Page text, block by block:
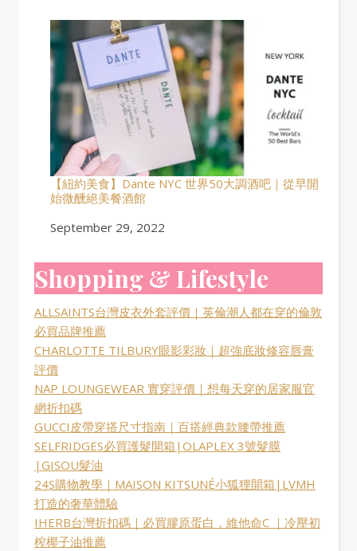
【紐約美食】Dante NYC 世界50大調酒吧｜從早開
始微醺絕美餐酒館
Date
September 29, 2022
Shopping & Lifestyle
ALLSAINTS台灣皮衣外套評價｜英倫潮人都在穿的倫敦
必買品牌推薦
CHARLOTTE TILBURY眼影彩妝｜超強底妝修容唇膏
評價
NAP LOUNGEWEAR 實穿評價｜想每天穿的居家服官
網折扣碼
GUCCI皮帶穿搭尺寸指南｜百搭經典款腰帶推薦
SELFRIDGES必買護髮開箱|OLAPLEX 3號髮膜
|GISOU髮油
24S購物教學｜MAISON KITSUNÉ小狐狸開箱|LVMH
打造的奢華體驗
IHERB台灣折扣碼｜必買膠原蛋白，維他命C ｜冷壓初
榨椰子油推薦